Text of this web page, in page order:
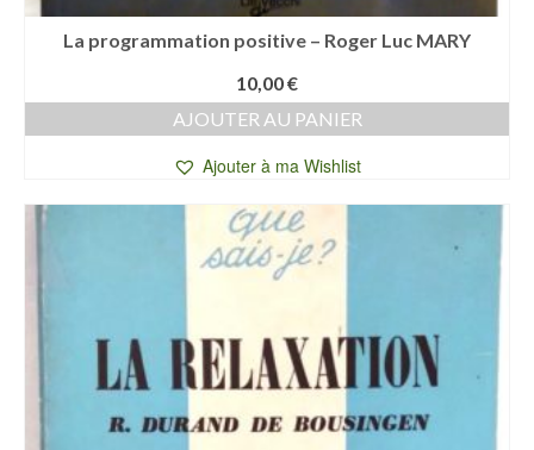
La programmation positive – Roger Luc MARY
10,00€
AJOUTER AU PANIER
Ajouter à ma Wishlist